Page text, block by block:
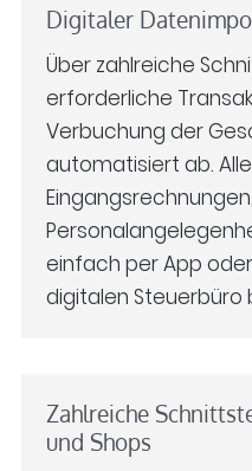
Digitaler
Über zahlreiche
erforderliche
Verbuchung der
automatisiert ab.
einfach per App
digitalen Steuerbüro
Zahlreiche
und Shops